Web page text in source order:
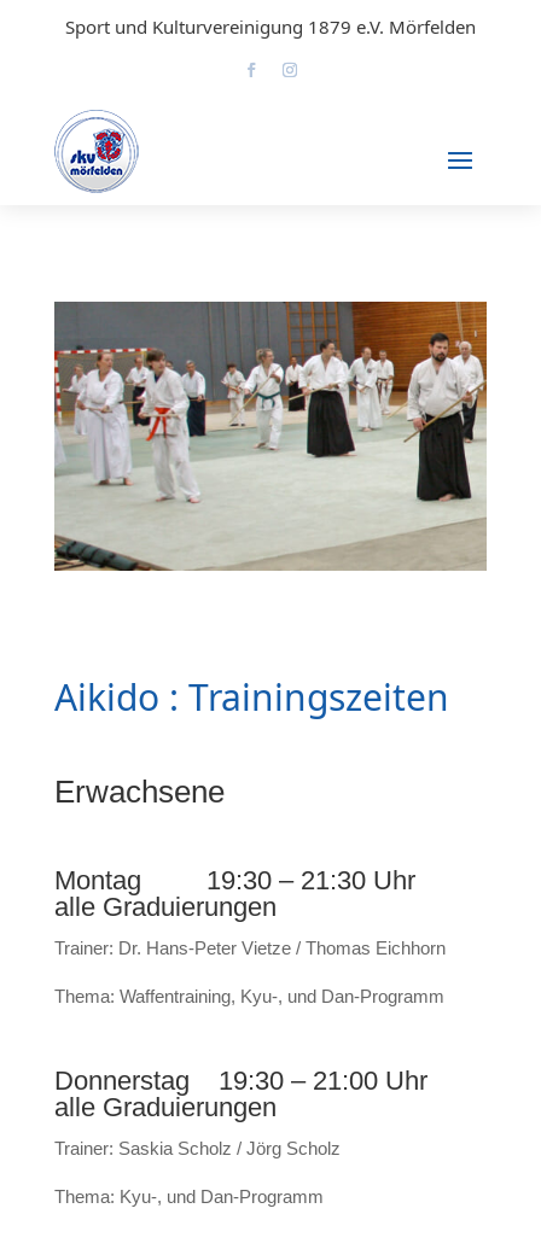
Sport und Kulturvereinigung 1879 e.V. Mörfelden
Aikido : Trainingszeiten
Erwachsene
Montag 19:30 – 21:30 Uhr
alle Graduierungen
Trainer: Dr. Hans-Peter Vietze / Thomas Eichhorn
Thema: Waffentraining, Kyu-, und Dan-Programm
Donnerstag 19:30 – 21:00 Uhr
alle Graduierungen
Trainer: Saskia Scholz / Jörg Scholz
Thema: Kyu-, und Dan-Programm